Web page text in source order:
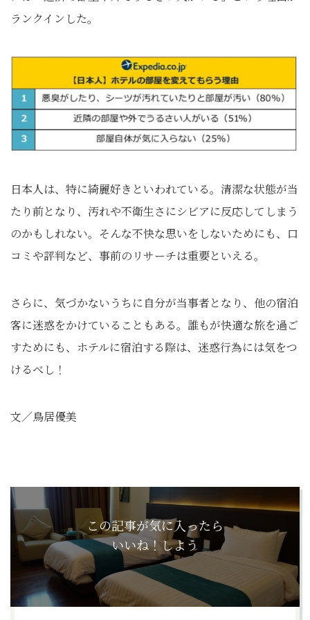
ランクインした。
日本人は、特に綺麗好きといわれている。清潔な状態が当
たり前となり、汚れや不衛生さにシビアに反応してしまう
のかもしれない。そんな不快な思いをしないためにも、口
コミや評判など、事前のリサーチは重要といえる。
さらに、気づかないうちに自分が当事者となり、他の宿泊
客に迷惑をかけていることもある。誰もが快適な旅を過ご
すためにも、ホテルに宿泊する際は、迷惑行為には気をつ
けるべし！
文／鳥居優美
この記事が気に入ったら
いいね！しよう